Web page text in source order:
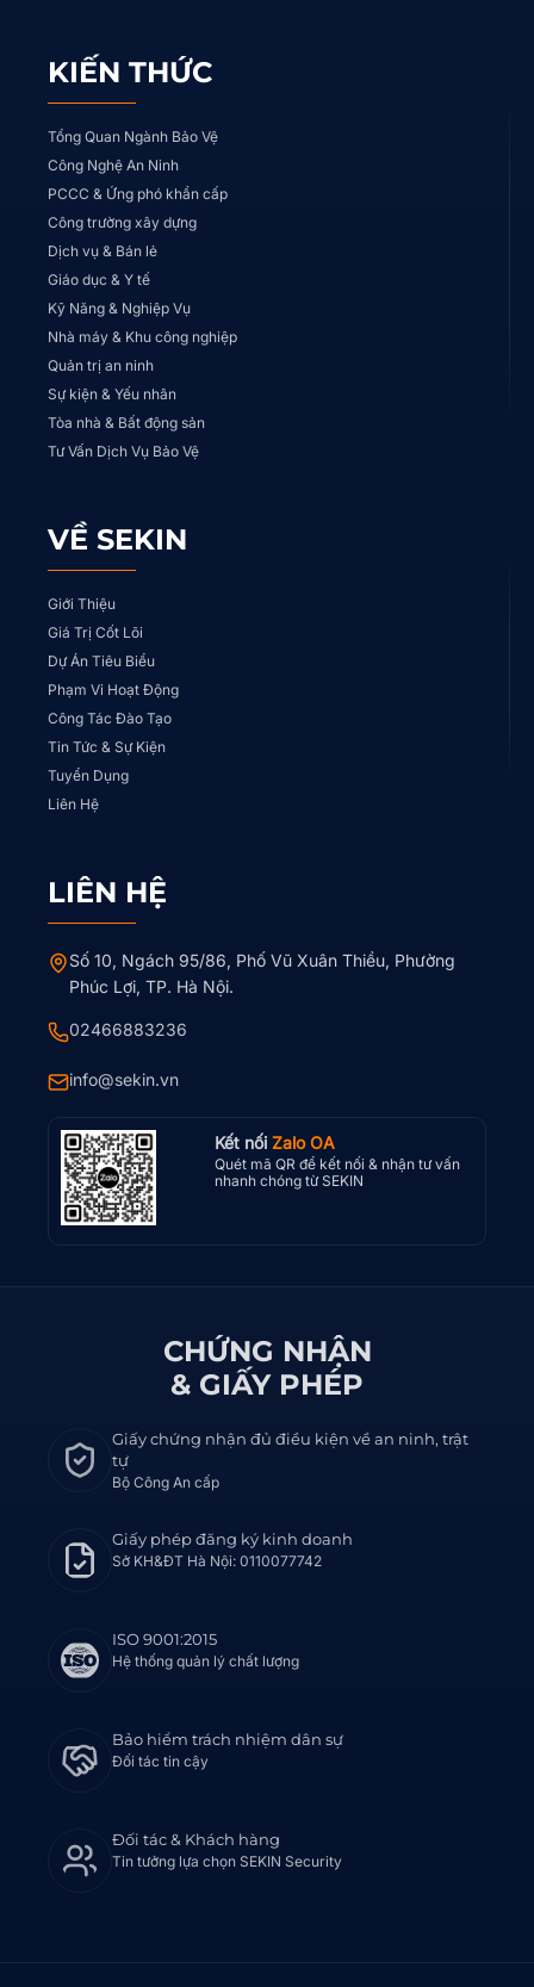
KIẾN THỨC
Tổng Quan Ngành Bảo Vệ
Công Nghệ An Ninh
PCCC & Ứng phó khẩn cấp
Công trường xây dựng
Dịch vụ & Bán lẻ
Giáo dục & Y tế
Kỹ Năng & Nghiệp Vụ
Nhà máy & Khu công nghiệp
Quản trị an ninh
Sự kiện & Yếu nhân
Tòa nhà & Bất động sản
Tư Vấn Dịch Vụ Bảo Vệ
VỀ SEKIN
Giới Thiệu
Giá Trị Cốt Lõi
Dự Án Tiêu Biểu
Phạm Vi Hoạt Động
Công Tác Đào Tạo
Tin Tức & Sự Kiện
Tuyển Dụng
Liên Hệ
LIÊN HỆ
Số 10, Ngách 95/86, Phố Vũ Xuân Thiều, Phường
Phúc Lợi, TP. Hà Nội.
02466883236
info@sekin.vn
Kết nối Zalo OA
Quét mã QR để kết nối & nhận tư vấn
nhanh chóng từ SEKIN
CHỨNG NHẬN
& GIẤY PHÉP
Giấy chứng nhận đủ điều kiện về an ninh, trật
tự
Bộ Công An cấp
Giấy phép đăng ký kinh doanh
Sở KH&ĐT Hà Nội: 0110077742
ISO 9001:2015
Hệ thống quản lý chất lượng
Bảo hiểm trách nhiệm dân sự
Đối tác tin cậy
Đối tác & Khách hàng
Tin tưởng lựa chọn SEKIN Security